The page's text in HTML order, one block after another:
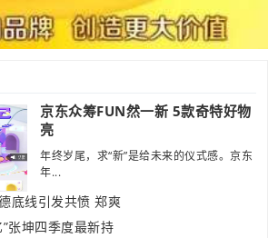
京东众筹FUN然一新 5款奇特好物
亮
年终岁尾，求“新”是给未来的仪式感。京东
年...
底线引发共愤 郑爽
张坤四季度最新持